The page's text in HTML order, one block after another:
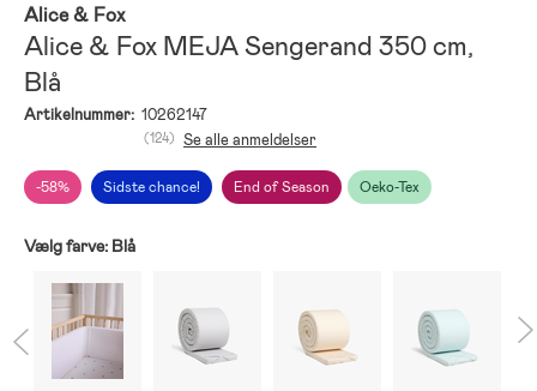
Alice & Fox
Alice & Fox MEJA Sengerand 350 cm,
Blå
Artikelnummer: 10262147
-58% Sidste chance! End of Season Oeko-Tex
(124) Se alle anmeldelser
Vælg farve: Blå